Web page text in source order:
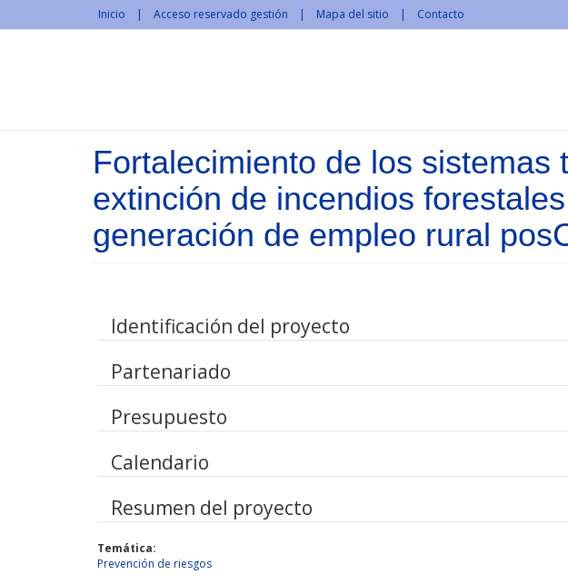
Pasar al contenido principal
Inicio Acceso reservado gestión Mapa del sitio Contacto
Fortalecimiento de los
extinción de incendios
generación de empleo rural
Identificación del proyecto
Partenariado
Presupuesto
Calendario
Resumen del proyecto
Temática:
Prevención de riesgos